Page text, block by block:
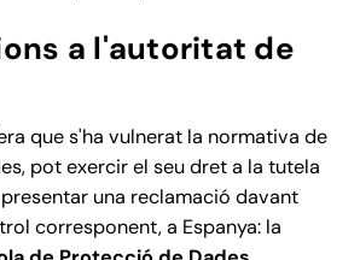
a l'autoritat de
que s'ha vulnerat la normativa de
pot exercir el seu dret a la tutela
una reclamació davant
corresponent, a Espanya: la